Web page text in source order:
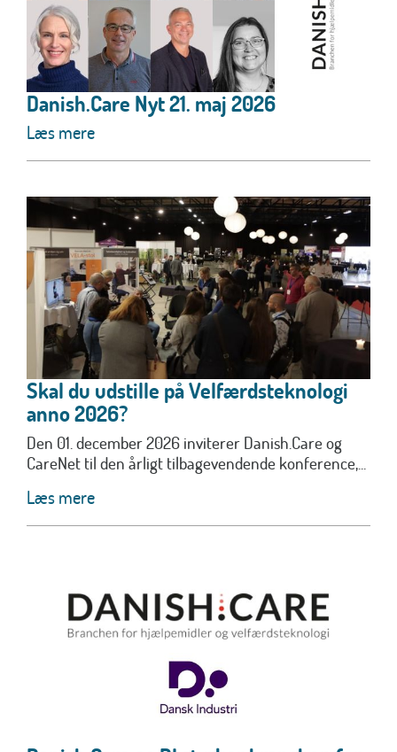
Danish.Care Nyt 21. maj 2026
Læs mere
Skal du udstille på Velfærdsteknologi
anno 2026?
Den 01. december 2026 inviterer Danish.Care og
CareNet til den årligt tilbagevendende konference,...
Læs mere